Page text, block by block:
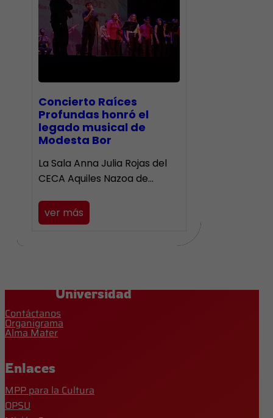
​Concierto Raíces
Profundas honró el
legado musical de
Modesta Bor
La Sala Anna Julia Rojas del
CECA Aquiles Nazoa de…
ver más
Universidad
Contáctanos
Organigrama
Alma Mater
Enlaces
MPP para la Cultura
OPSU